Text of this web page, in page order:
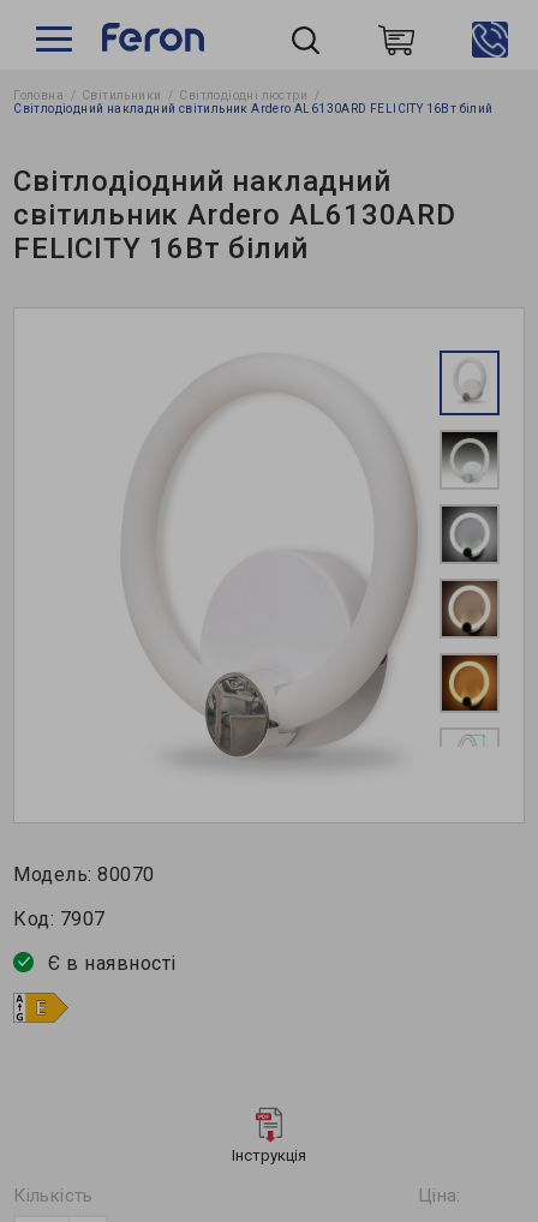
Пошук
Головна Світильники
Світлодіодні люстри
Світлодіодний накладний світильник Ardero AL6130ARD FELICITY 16Вт білий
Світлодіодний накладний
світильник Ardero AL6130ARD
FELICITY 16Вт білий
Модель:80070
Код: 7907
Є в наявності
Інструкція
Кількість Ціна: